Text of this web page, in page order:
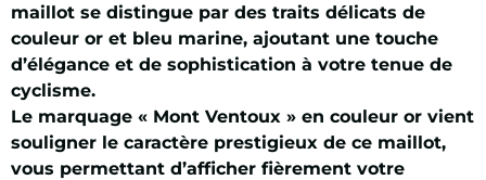
maillot se distingue par des traits délicats de
couleur or et bleu marine, ajoutant une touche
d’élégance et de sophistication à votre tenue de
cyclisme.
Le marquage « Mont Ventoux » en couleur or vient
souligner le caractère prestigieux de ce maillot,
vous permettant d’afficher fièrement votre